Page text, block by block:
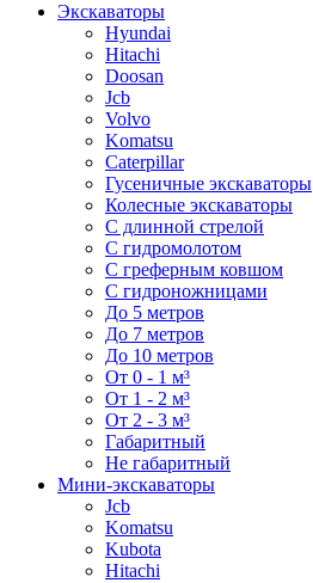
Экскаваторы
Hyundai
Hitachi
Doosan
Jcb
Volvo
Komatsu
Caterpillar
Гусеничные экскаваторы
Колесные экскаваторы
С длинной стрелой
С гидромолотом
С греферным ковшом
С гидроножницами
До 5 метров
До 7 метров
До 10 метров
От 0 - 1 м³
От 1 - 2 м³
От 2 - 3 м³
Габаритный
Не габаритный
Мини-экскаваторы
Jcb
Komatsu
Kubota
Hitachi